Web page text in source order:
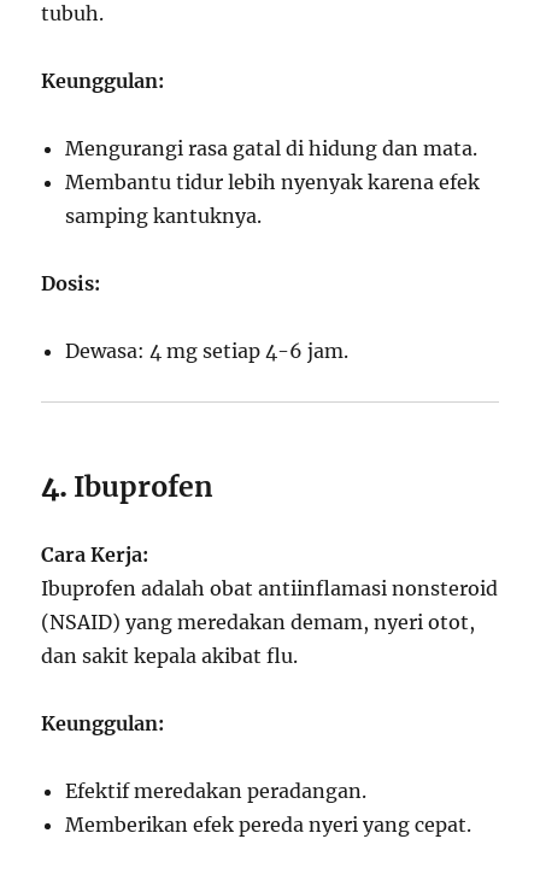
tubuh.
Keunggulan:
Mengurangi rasa gatal di hidung dan mata.
Membantu tidur lebih nyenyak karena efek
samping kantuknya.
Dosis:
Dewasa: 4 mg setiap 4-6 jam.
4. Ibuprofen
Cara Kerja:
Ibuprofen adalah obat antiinflamasi nonsteroid
(NSAID) yang meredakan demam, nyeri otot,
dan sakit kepala akibat flu.
Keunggulan:
Efektif meredakan peradangan.
Memberikan efek pereda nyeri yang cepat.